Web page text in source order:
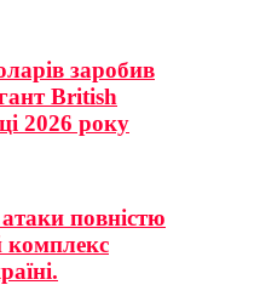
заробив
British
2026 року
атаки повністю
комплекс